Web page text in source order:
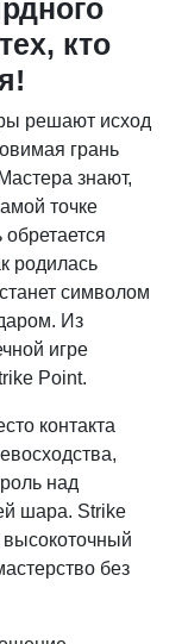
кто
решают исход
грань
знают,
точке
родилась
символом
Из
игре
Point.
контакта
над
шара. Strike
высокоточный
без